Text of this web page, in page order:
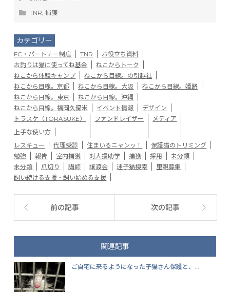
TNR,捕獲
カテゴリー
FC・パートナー制度 TNR
お役立ち資料
お釣りは猫に使ってね基金
ねこからトーク
ねこから体験キャンプ
ねこから目線。の引越社
ねこから目線。京都
ねこから目線。大阪
ねこから目線。姫路
ねこから目線。東京
ねこから目線。沖縄
ねこから目線。福岡久留米
イベント情報
デザイン
トラスケ（TORASUKE）
上手な使い方
ファンドレイザー メディア
レスキュー 代理受診 住まいるニャンッ！
保護猫のトリミング
勉強
報告 室内捕獲 対人援助学 捕獲 採用
未分類
未分類
爪切り 講師 譲渡会 迷子猫捜索
里親募集
飼い続ける支援・飼い始める支援
前の記事 次の記事
関連記事
ご自宅に来るようになった子猫さん保護と、...